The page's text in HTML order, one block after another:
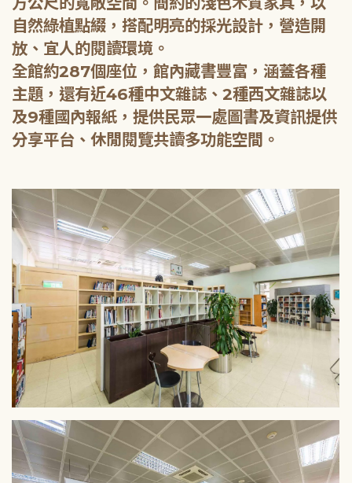
自然綠植點綴，搭配明亮的採光設計，營造開
放、宜人的閱讀環境。
全館約287個座位，館內藏書豐富，涵蓋各種
主題，還有近46種中文雜誌、2種西文雜誌以
及9種國內報紙，提供民眾一處圖書及資訊提供